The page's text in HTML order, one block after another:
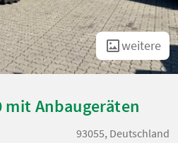
weitere
mit Anbaugeräten
93055, Deutschland